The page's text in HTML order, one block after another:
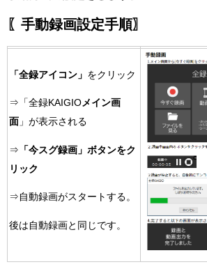
〖手動録画設定手順〗
「全録アイコン」 をクリック
⇒「全録KAIGIOメイン画
面 」が表示される
⇒ 「今スグ録画」ボタンをク
リック
⇒自動録画がスタートする。
後は自動録画と同じです。